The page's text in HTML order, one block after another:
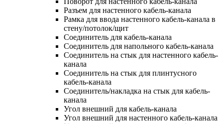
Разъем для настенного кабель-канала
Рамка для ввода настенного кабель-канала в
стену/потолок/щит
Соединитель для кабель-канала
Соединитель для напольного кабель-канала
Соединитель на стык для настенного кабель-
канала
Соединитель на стык для плинтусного
кабель-канала
Соединитель/накладка на стык для кабель-
канала
Угол внешний для кабель-канала
Угол внешний для настенного кабель-канала